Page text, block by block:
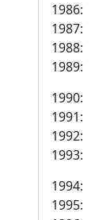
1986:
1987:
1988:
1989:
1990:
1991:
1992:
1993:
1994:
1995: